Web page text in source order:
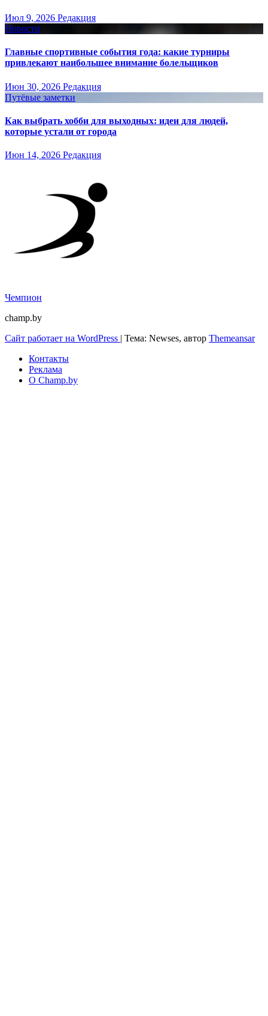
Июл 9, 2026 Редакция
Новости
Главные спортивные события года: какие турниры
привлекают наибольшее внимание болельщиков
Июн 30, 2026 Редакция
Путёвые заметки
Как выбрать хобби для выходных: идеи для людей,
которые устали от города
Июн 14, 2026 Редакция
Чемпион
champ.by
Сайт работает на WordPress | Тема: Newses, автор Themeansar
Контакты
Реклама
О Champ.by